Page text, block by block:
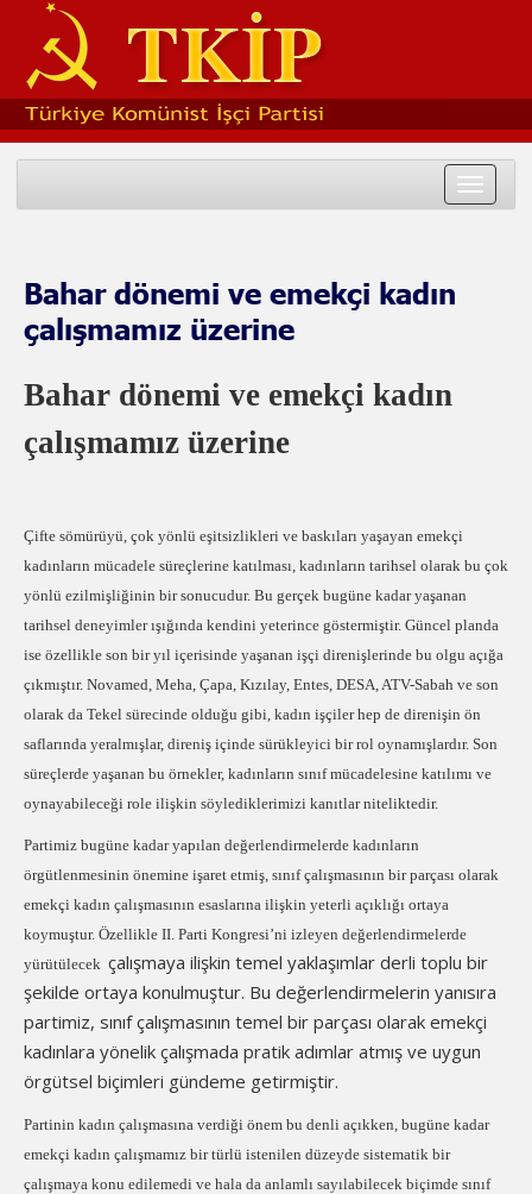
Toggle
Bahar dönemi ve emekçi kadın
çalışmamız üzerine
Bahar dönemi ve emekçi kadın
çalışmamız üzerine
Çifte sömürüyü, çok yönlü eşitsizlikleri ve baskıları yaşayan emekçi
kadınların mücadele süreçlerine katılması, kadınların tarihsel olarak bu çok
yönlü ezilmişliğinin bir sonucudur. Bu gerçek bugüne kadar yaşanan
tarihsel deneyimler ışığında kendini yeterince göstermiştir. Güncel planda
ise özellikle son bir yıl içerisinde yaşanan işçi direnişlerinde bu olgu açığa
çıkmıştır. Novamed, Meha, Çapa, Kızılay, Entes, DESA, ATV-Sabah ve son
olarak da Tekel sürecinde olduğu gibi, kadın işçiler hep de direnişin ön
saflarında yeralmışlar, direniş içinde sürükleyici bir rol oynamışlardır. Son
süreçlerde yaşanan bu örnekler, kadınların sınıf mücadelesine katılımı ve
oynayabileceği role ilişkin söylediklerimizi kanıtlar niteliktedir.
Partimiz bugüne kadar yapılan değerlendirmelerde kadınların
örgütlenmesinin önemine işaret etmiş, sınıf çalışmasının bir parçası olarak
emekçi kadın çalışmasının esaslarına ilişkin yeterli açıklığı ortaya
koymuştur. Özellikle II. Parti Kongresi’ni izleyen değerlendirmelerde
yürütülecek çalışmaya ilişkin temel yaklaşımlar derli toplu bir
şekilde ortaya konulmuştur. Bu değerlendirmelerin yanısıra
partimiz, sınıf çalışmasının temel bir parçası olarak emekçi
kadınlara yönelik çalışmada pratik adımlar atmış ve uygun
örgütsel biçimleri gündeme getirmiştir.
Partinin kadın çalışmasına verdiği önem bu denli açıkken, bugüne kadar
emekçi kadın çalışmamız bir türlü istenilen düzeyde sistematik bir
çalışmaya konu edilemedi ve hala da anlamlı sayılabilecek biçimde sınıf